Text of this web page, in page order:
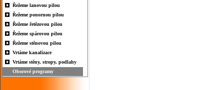
Řežeme lanovou pilou
Řežeme ponornou pilou
Řežeme řetězovou pilou
Řežeme spárovou pilou
Řežeme stěnovou pilou
Vrtáme kanalizace
Vrtáme stěny, stropy, podlahy
Oborové programy